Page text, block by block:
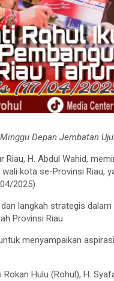
Depan Jembatan
Riau, H. Abdul Wahid,
kota se-Provinsi Riau,
2025).
langkah strategis
Provinsi Riau.
menyampaikan
Hulu (Rohul), H.